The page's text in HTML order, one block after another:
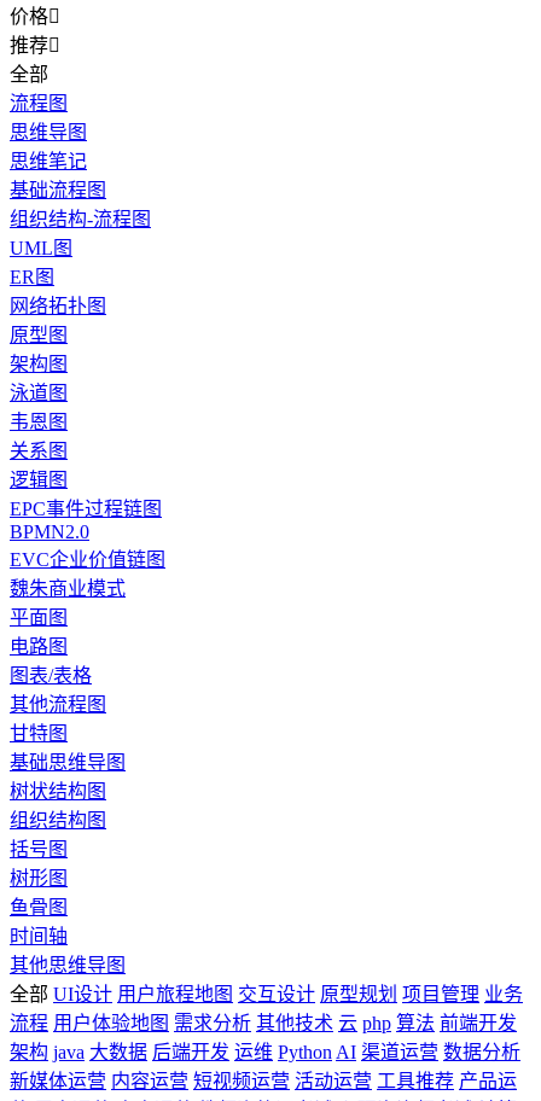
价格
推荐
全部
流程图
思维导图
思维笔记
基础流程图
组织结构-流程图
UML图
ER图
网络拓扑图
原型图
架构图
泳道图
韦恩图
关系图
逻辑图
EPC事件过程链图
BPMN2.0
EVC企业价值链图
魏朱商业模式
平面图
电路图
图表/表格
其他流程图
甘特图
基础思维导图
树状结构图
组织结构图
括号图
树形图
鱼骨图
时间轴
其他思维导图
全部 UI设计 用户旅程地图 交互设计 原型规划 项目管理 业务
流程 用户体验地图 需求分析 其他技术 云 php 算法 前端开发
架构 java 大数据 后端开发 运维 Python AI 渠道运营 数据分析
新媒体运营 内容运营 短视频运营 活动运营 工具推荐 产品运